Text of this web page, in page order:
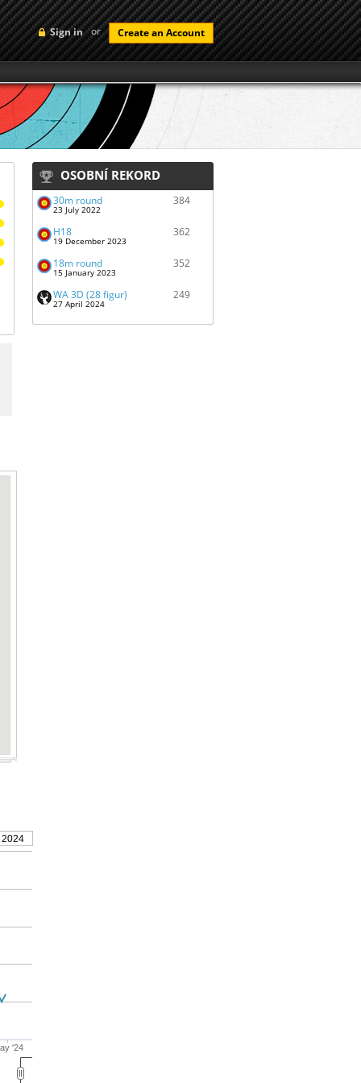
Sign in or Create an Account
'24
OSOBNÍ REKORD
30m round
23 July 2022
384
H18
19 December 2023
362
18m round
15 January 2023
352
WA 3D (28 figur)
27 April 2024
249